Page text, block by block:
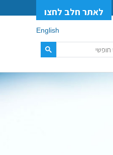
לאתר חלב לחצו
English